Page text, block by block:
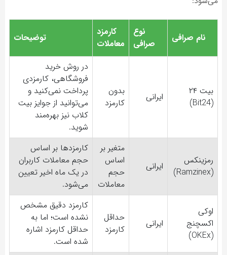
نام صرافی
نوع
صرافی
کارمزد
معاملات
توضیحات
بیت ۲۴
(Bit24)
ایرانی
بدون
کارمزد
در روش خرید
فروشگاهی، کارمزدی
پرداخت نمی‌کنید و
می‌توانید از جوایز بیت
کلاب نیز بهره‌مند
شوید.
رمزینکس
(Ramzinex)
ایرانی
متغیر بر
اساس
حجم
معاملات
کارمزدها بر اساس
حجم معاملات کاربران
در یک ماه اخیر تعیین
می‌شود.
اوکی
اکسچنج
(OKEx)
ایرانی
حداقل
کارمزد
کارمزد دقیق مشخص
نشده است؛ اما به
حداقل کارمزد اشاره
شده است.